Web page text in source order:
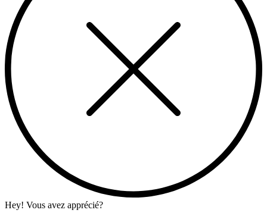
Hey! Vous avez apprécié?